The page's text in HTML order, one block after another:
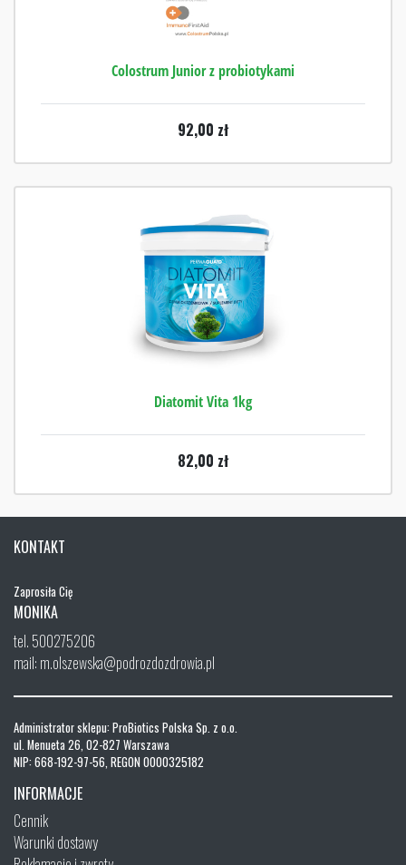
Colostrum Junior z probiotykami
92,00 zł
Diatomit Vita 1kg
82,00 zł
KONTAKT
Zaprosiła Cię
MONIKA
tel. 500275206
mail: m.olszewska@podrozdozdrowia.pl
Administrator sklepu: ProBiotics Polska Sp. z o.o.
ul. Menueta 26, 02-827 Warszawa
NIP: 668-192-97-56, REGON 0000325182
INFORMACJE
Cennik
Warunki dostawy